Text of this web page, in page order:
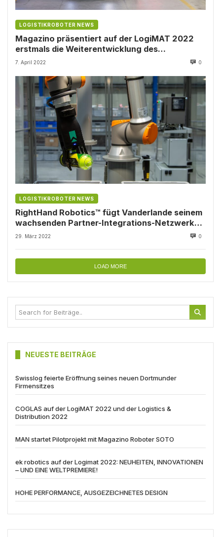
LOGISTIKROBOTER NEWS
Magazino präsentiert auf der LogiMAT 2022
erstmals die Weiterentwicklung des
Roboters SOTO
7. April 2022 0
LOGISTIKROBOTER NEWS
RightHand Robotics™ fügt Vanderlande seinem
wachsenden Partner-Integrations-Netzwerk
hinzu
29. März 2022 0
LOAD MORE
NEUESTE BEITRÄGE
Swisslog feierte Eröffnung seines neuen Dortmunder
Firmensitzes
COGLAS auf der LogiMAT 2022 und der Logistics &
Distribution 2022
MAN startet Pilotprojekt mit Magazino Roboter SOTO
ek robotics auf der Logimat 2022: NEUHEITEN, INNOVATIONEN
– UND EINE WELTPREMIERE!
HOHE PERFORMANCE, AUSGEZEICHNETES DESIGN